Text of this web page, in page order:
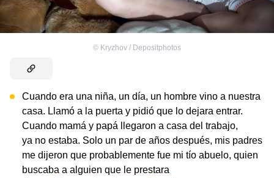
© Kryzhov / Depositphotos
Cuando era una niña, un día, un hombre vino a nuestra
casa. Llamó a la puerta y pidió que lo dejara entrar.
Cuando mamá y papá llegaron a casa del trabajo,
ya no estaba. Solo un par de años después, mis padres
me dijeron que probablemente fue mi tío abuelo, quien
buscaba a alguien que le prestara